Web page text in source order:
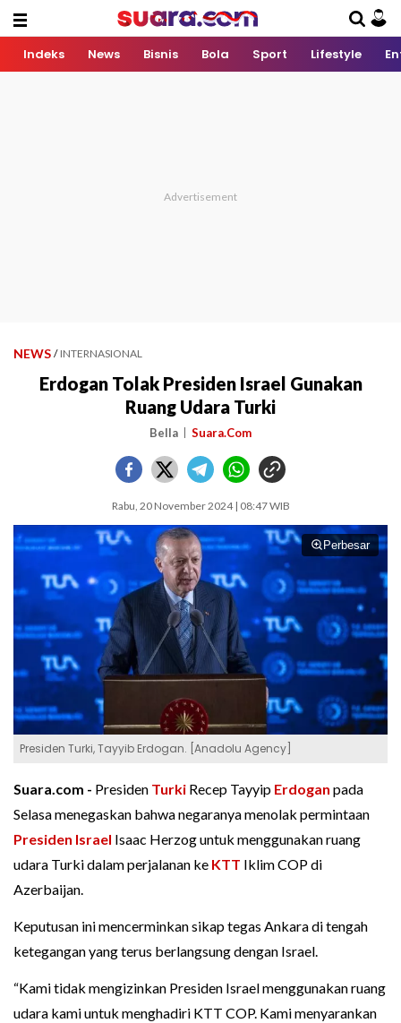
Indeks News Bisnis Bola Sport Lifestyle
NEWS / INTERNASIONAL
Erdogan Tolak Presiden Israel Gunakan
Ruang Udara Turki
Bella Suara.Com
Rabu, 20 November 2024 | 08:47 WIB
Perbesar
Presiden Turki, Tayyib Erdogan. [Anadolu Agency]
Suara.com - Presiden Turki Recep Tayyip Erdogan pada
Selasa menegaskan bahwa negaranya menolak permintaan
Presiden Israel Isaac Herzog untuk menggunakan ruang
udara Turki dalam perjalanan ke KTT Iklim COP di
Azerbaijan.
Keputusan ini mencerminkan sikap tegas Ankara di tengah
ketegangan yang terus berlangsung dengan Israel.
“Kami tidak mengizinkan Presiden Israel menggunakan ruang
udara kami untuk menghadiri KTT COP. Kami menyarankan